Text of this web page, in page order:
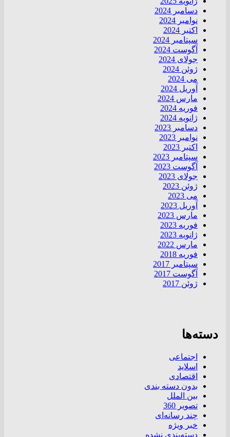
دسامبر 2024
نوامبر 2024
اکتبر 2024
سپتامبر 2024
آگوست 2024
جولای 2024
ژوئن 2024
می 2024
آوریل 2024
مارس 2024
فوریه 2024
ژانویه 2024
دسامبر 2023
نوامبر 2023
اکتبر 2023
سپتامبر 2023
آگوست 2023
جولای 2023
ژوئن 2023
می 2023
آوریل 2023
مارس 2023
فوریه 2023
ژانویه 2023
مارس 2022
فوریه 2018
سپتامبر 2017
آگوست 2017
ژوئن 2017
دسته‌ها
اجتماعی
اسلاید
اقتصادی
بدون دسته بندی
بین الملل
تصویر 360
چند رسانه‌ای
خبر ویژه
دسته‌بندی نشده